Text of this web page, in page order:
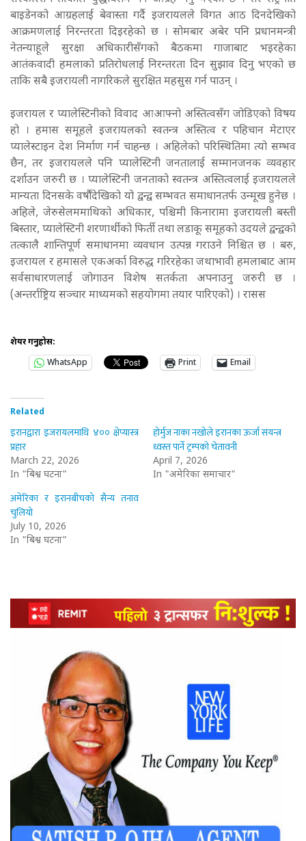
बाइडेनको आग्रहलाई बेवास्ता गर्दै इजरायलले विगत आठ दिनदेखिको
आक्रमणलाई निरन्तरता दिइरहेको छ । सोमबार अबेर पनि प्रधानमन्त्री
नेतन्याहूले सुरक्षा अधिकारीसँगको बैठकमा गाजाबाट भइरहेका
आतंकवादी हमलाको प्रतिरोधलाई निरन्तरता दिन सुझाव दिनु भएको छ
ताकि सबै इजरायली नागरिकले सुरक्षित महसुस गर्न पाउन् ।
इजरायल र प्यालेस्टिनीको विवाद आआफ्नो अस्तित्वसँग जोडिएको विषय
हो । हमास समूहले इजरायलको स्वतन्त्र अस्तित्व र पहिचान मेटाएर
प्यालेस्टाइन देश निर्माण गर्न चाहन्छ । अहिलेको परिस्थितिमा त्यो सम्भव
छैन, तर इजरायलले पनि प्यालेस्टिनी जनतालाई सम्मानजनक व्यवहार
दर्शाउन जरुरी छ । प्यालेस्टिनी जनताको स्वतन्त्र अस्तित्वलाई इजरायलले
मान्यता दिनसके वर्षौंदेखिको यो द्वन्द्व सम्भवत समाधानतर्फ उन्मूख हुनेछ ।
अहिले, जेरुसेलममाथिको अधिकार, पश्चिमी किनारामा इजरायली बस्ती
बिस्तार, प्यालेस्टिनी शरणार्थीको फिर्ती तथा लडाकू समूहको उदयले द्वन्द्वको
तत्कालै शान्तिपूर्ण समाधानमा व्यवधान उत्पन्न गराउने निश्चित छ । बरु,
इजरायल र हमासले एकअर्का विरुद्ध गरिरहेका जथाभावी हमलाबाट आम
सर्वसाधारणलाई जोगाउन विशेष सतर्कता अपनाउनु जरुरी छ ।
(अन्तर्राष्ट्रिय सञ्चार माध्यमको सहयोगमा तयार पारिएको) । रासस
शेयर गर्नुहोस:
WhatsApp
Print Email
Related
इरानद्वारा इजरायलमाथि ४०० क्षेप्यास्त्र
प्रहार
March 22, 2026
In "बिश्व घटना"
होर्मुज नाका नखोले इरानका ऊर्जा संयन्त्र
ध्वस्त पार्ने ट्रम्पको चेतावनी
April 7, 2026
In "अमेरिका समाचार"
अमेरिका र इरानबीचको सैन्य तनाव
चुलियो
July 10, 2026
In "बिश्व घटना"